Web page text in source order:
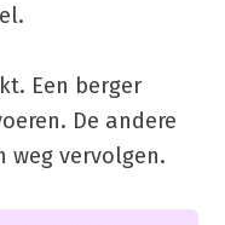
Een berger
De andere
weg vervolgen.